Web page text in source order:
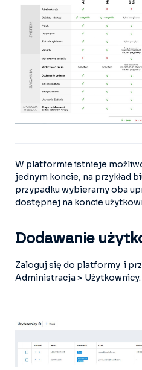
W platformie istnieje
jednym koncie, na przykład
przypadku wybieramy oba
dostępnej na koncie
Dodawanie
Zaloguj się do platformy i
Administracja > Użytkownicy.